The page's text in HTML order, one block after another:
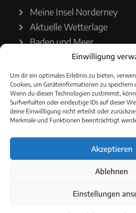
Einwilligung
Um dir ein optimales Erlebnis zu bieten,
Cookies, um Geräteinformationen zu
Wenn du diesen Technologien zustimmst,
Surfverhalten oder eindeutige IDs auf dieser
deine Einwillligung nicht erteilst oder
Merkmale und Funktionen beeinträchtigt
Akzeptieren
Ablehnen
Einstellungen
Meine Insel Norderney
Aktuelle Wetterlage
Baden und Meer
Wetterdienst
Wasserstände
Schiffsverkehr